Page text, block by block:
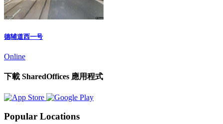
德辅道西一号
Online
下載 SharedOffices 應用程式
Popular Locations